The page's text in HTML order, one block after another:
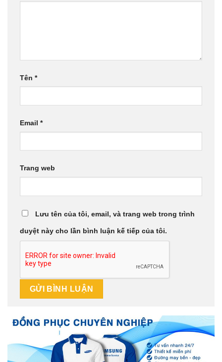
Tên *
Email *
Trang web
Lưu tên của tôi, email, và trang web trong trình
duyệt này cho lần bình luận kế tiếp của tôi.